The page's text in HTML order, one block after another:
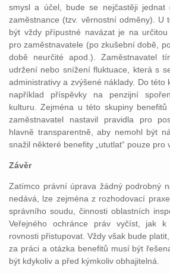
smysl a účel, bude se nejčastěji
zaměstnance (tzv. věrnostní odměny). U
být vždy přípustné navázat je na
pro zaměstnavatele (po zkušební době,
době neurčité apod.). Zaměstnavatel
udržení nebo snížení fluktuace, která s
administrativy a zvýšené náklady. Do této
například příspěvky na penzijní
kulturu. Zejména u této skupiny
zaměstnavatel nastavil pravidla pro
hlavně transparentně, aby nemohl být
snažil některé benefity „ututlat“ pouze pro
Závěr
Zatímco právní úprava žádný podrobný
nedává, lze zejména z rozhodovací
správního soudu, činnosti oblastních
Veřejného ochránce práv vyčíst, jak k
rovnosti přistupovat. Vždy však bude
za práci a otázka benefitů musí být
být kdykoliv a před kýmkoliv obhajitelná.